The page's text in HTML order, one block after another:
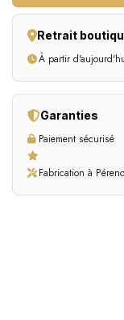
Retrait
À partir
Garanties
Paiement sécurisé
Fabrication à